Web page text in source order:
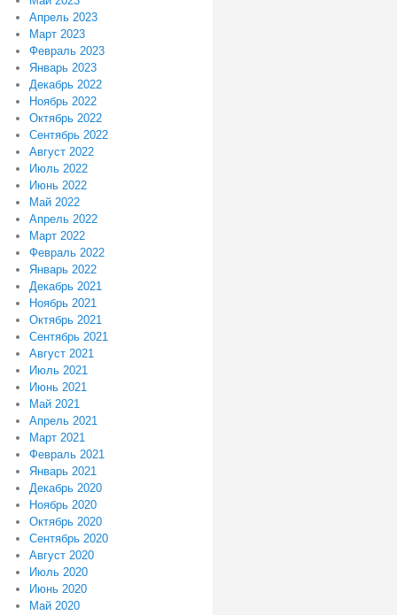
Апрель 2023
Март 2023
Февраль 2023
Январь 2023
Декабрь 2022
Ноябрь 2022
Октябрь 2022
Сентябрь 2022
Август 2022
Июль 2022
Июнь 2022
Май 2022
Апрель 2022
Март 2022
Февраль 2022
Январь 2022
Декабрь 2021
Ноябрь 2021
Октябрь 2021
Сентябрь 2021
Август 2021
Июль 2021
Июнь 2021
Май 2021
Апрель 2021
Март 2021
Февраль 2021
Январь 2021
Декабрь 2020
Ноябрь 2020
Октябрь 2020
Сентябрь 2020
Август 2020
Июль 2020
Июнь 2020
Май 2020